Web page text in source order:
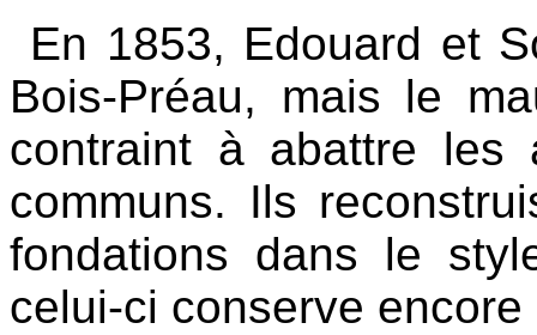
En 1853, Edouard et
Bois-Préau, mais le
contraint à abattre les
communs. Ils
fondations dans le
celui-ci conserve